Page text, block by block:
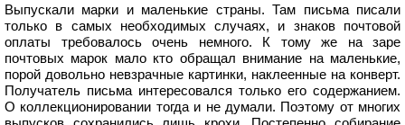
Выпускали марки и маленькие страны. Там письма писали
только в самых необходимых случаях, и знаков почтовой
оплаты требовалось очень немного. К тому же на заре
почтовых марок мало кто обращал внимание на маленькие,
порой довольно невзрачные картинки, наклеенные на конверт.
Получатель письма интересовался только его содержанием.
О коллекционировании тогда и не думали. Поэтому от многих